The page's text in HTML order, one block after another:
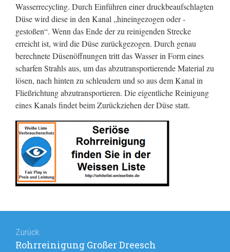
Wasserrecycling. Durch Einführen einer druckbeaufschlagten
Düse wird diese in den Kanal „hineingezogen oder -
gestoßen“. Wenn das Ende der zu reinigenden Strecke
erreicht ist, wird die Düse zurückgezogen. Durch genau
berechnete Düsenöffnungen tritt das Wasser in Form eines
scharfen Strahls aus, um das abzutransportierende Material zu
lösen, nach hinten zu schleudern und so aus dem Kanal in
Fließrichtung abzutransportieren. Die eigentliche Reinigung
eines Kanals findet beim Zurückziehen der Düse statt.
Zurück
Vorheriger
Rohrreinigung Großer Dreesch